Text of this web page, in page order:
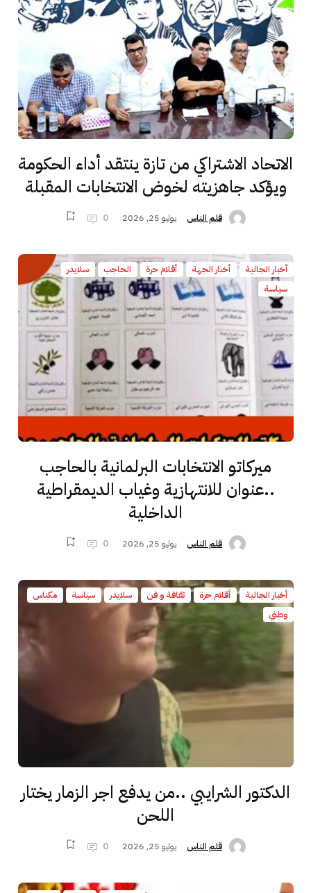
الاتحاد الاشتراكي من تازة ينتقد أداء الحكومة
ويؤكد جاهزيته لخوض الانتخابات المقبلة
قلم الناس يوليو 25, 2026 0
أخبار الجالية أخبار الجهة أقلام حرة الحاجب
سلايدر
سياسة
ميركاتو الانتخابات البرلمانية بالحاجب
..عنوان للانتهازية وغياب الديمقراطية
الداخلية
قلم الناس يوليو 25, 2026 0
أخبار الجالية أقلام حرة ثقافة و فن سلايدر سياسة
مكناس
وطني
الدكتور الشرايبي ..من يدفع اجر الزمار يختار
اللحن
قلم الناس يوليو 25, 2026 0